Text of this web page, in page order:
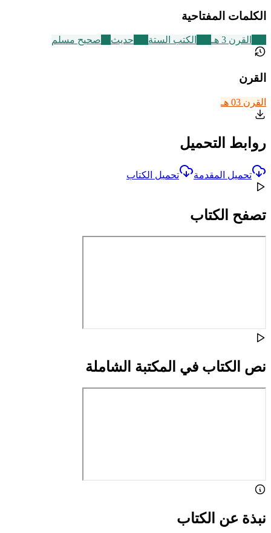
الكلمات المفتاحية
القرن 3 هـ الكتب الستة حديث صحيح مسلم
القرن
القرن 03 هـ
روابط التحميل
تحميل المقدمة تحميل الكتاب
تصفح الكتاب
نص الكتاب في المكتبة الشاملة
نبذة عن الكتاب